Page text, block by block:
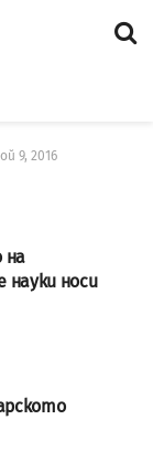
9, 2016
на
носи